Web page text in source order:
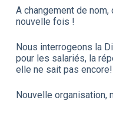
A changement de
nouvelle fois !
Nous interrogeons la
pour les salariés, la
elle ne sait pas encore!
Nouvelle organisation,